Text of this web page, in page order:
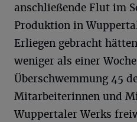
anschließende Flut im
Produktion in
Erliegen gebracht
weniger als einer
Überschwemmung 45
Mitarbeiterinnen und
Wuppertaler Werks